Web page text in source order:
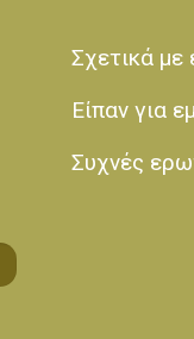
Σχετικά με
Είπαν για
Συχνές